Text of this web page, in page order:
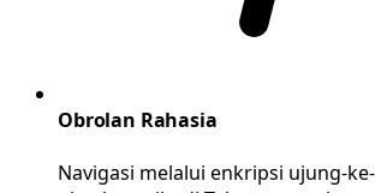
Obrolan Rahasia
Navigasi melalui enkripsi ujung-